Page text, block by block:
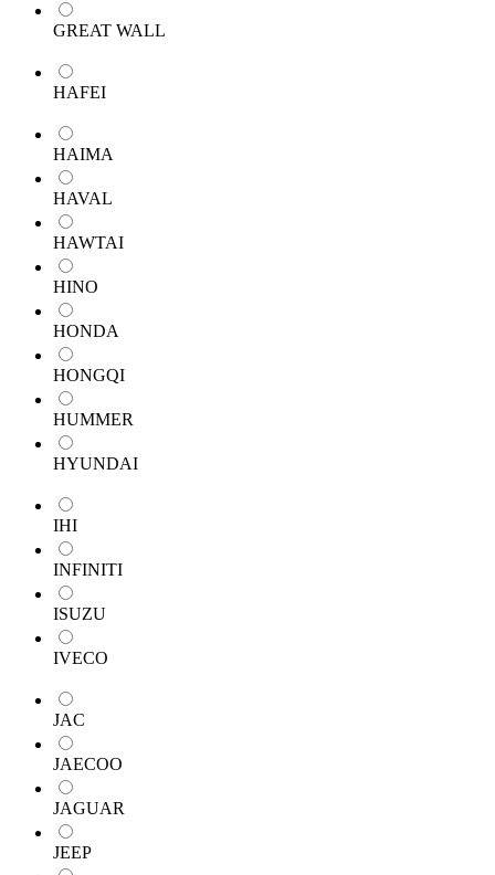
GREAT WALL
HAFEI
HAIMA
HAVAL
HAWTAI
HINO
HONDA
HONGQI
HUMMER
HYUNDAI
IHI
INFINITI
ISUZU
IVECO
JAC
JAECOO
JAGUAR
JEEP